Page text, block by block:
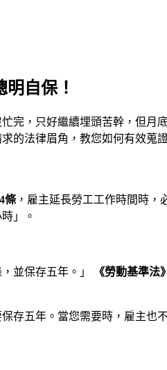
自保！
完，只好繼續埋頭苦幹，但
的法律眉角，教您如何有效蒐
條 ，雇主延長勞工工作時間時
」。
並保存五年。」 《勞動基準法
存五年。當您需要時，雇主也